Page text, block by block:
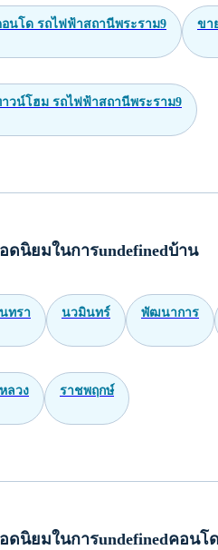
อนโด รถไฟฟ้าสถานีพระราม9 ขา
าวน์โฮม รถไฟฟ้าสถานีพระราม9
ดนิยมในการundefinedบ้าน
ทรา นวมินทร์ พัฒนาการ
ลวง ราชพฤกษ์
ดนิยมในการundefinedคอนโด